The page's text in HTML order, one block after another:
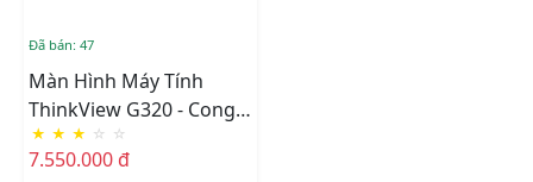
Đã bán: 47
Màn Hình Máy Tính
ThinkView G320 - Cong
32 Inch Full HD PLS
165Hz
★ ★ ★ ☆ ☆
7.550.000 đ